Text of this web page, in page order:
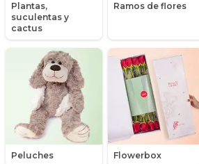
Plantas,
suculentas y
cactus
Ramos de flores
Peluches Flowerbox
Maules
Mensajes
Minirosas
Nacimiento de